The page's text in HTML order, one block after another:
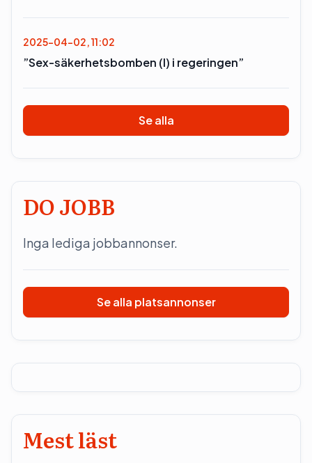
2025-04-02, 11:02
”Sex-säkerhetsbomben (l) i regeringen”
Se alla
DO JOBB
Inga lediga jobbannonser.
Se alla platsannonser
Mest läst